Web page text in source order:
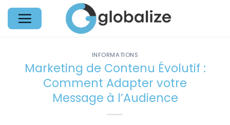
Passer
contenu
INFORMATIONS
Marketing de Contenu Évolutif :
Comment Adapter votre
Message à l’Audience